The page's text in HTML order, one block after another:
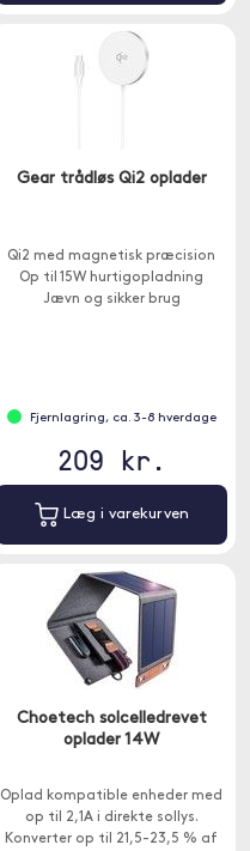
Gear trådløs Qi2 oplader
Qi2 med magnetisk præcision
Op til 15W hurtigopladning
Jævn og sikker brug
Fjernlagring, ca. 3-8 hverdage
209 kr.
Læg i varekurven
Choetech solcelledrevet
oplader 14W
Oplad kompatible enheder med
op til 2,1A i direkte sollys.
Konverter op til 21,5-23,5 % af